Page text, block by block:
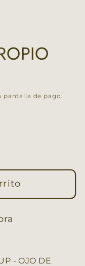
pantalla de pago.
- OJO DE